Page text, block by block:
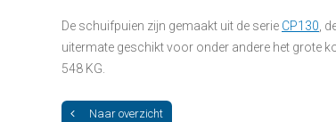
De schuifpuien zijn gemaakt uit de serie CP130 ,
uitermate geschikt voor onder andere het grote
548 KG.
Naar overzicht